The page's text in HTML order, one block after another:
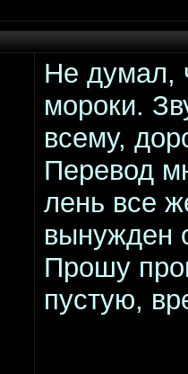
Не думал,
мороки.
всему,
Перевод
лень все
вынужден
Прошу
пустую,